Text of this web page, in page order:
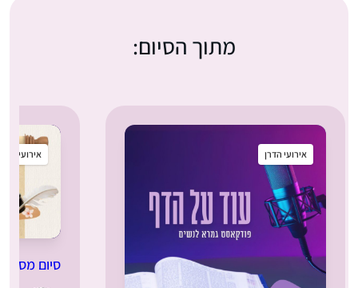
מתוך הסיום:
אירועי הדרן אירועי הדרן
סיום